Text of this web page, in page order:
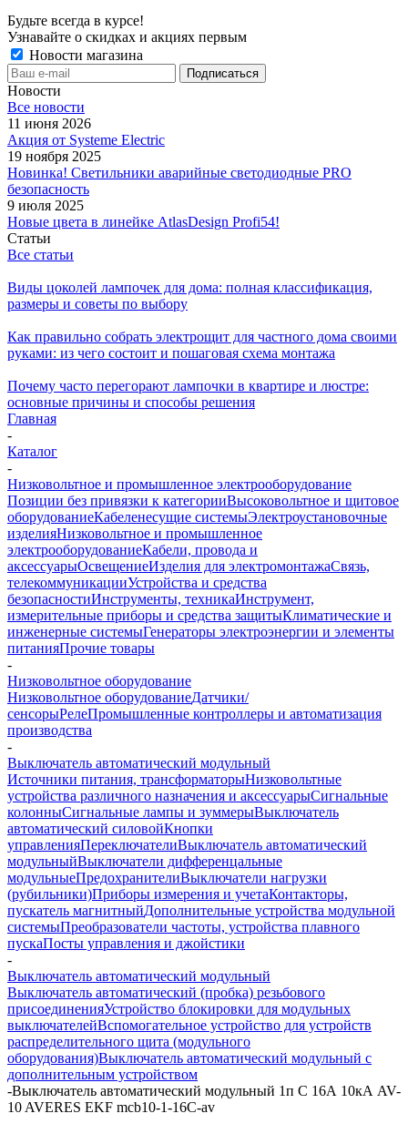
Будьте всегда в курсе!
Узнавайте о скидках и акциях первым
Новости магазина
Новости
Все новости
11 июня 2026
Акция от Systeme Electric
19 ноября 2025
Новинка! Светильники аварийные светодиодные PRO
безопасность
9 июля 2025
Новые цвета в линейке AtlasDesign Profi54!
Статьи
Все статьи
Виды цоколей лампочек для дома: полная классификация,
размеры и советы по выбору
Как правильно собрать электрощит для частного дома своими
руками: из чего состоит и пошаговая схема монтажа
Почему часто перегорают лампочки в квартире и люстре:
основные причины и способы решения
Главная
-
Каталог
-
Низковольтное и промышленное электрооборудование
Позиции без привязки к категорииВысоковольтное и щитовое
оборудованиеКабеленесущие системыЭлектроустановочные
изделияНизковольтное и промышленное
электрооборудованиеКабели, провода и
аксессуарыОсвещениеИзделия для электромонтажаСвязь,
телекоммуникацииУстройства и средства
безопасностиИнструменты, техникаИнструмент,
измерительные приборы и средства защитыКлиматические и
инженерные системыГенераторы электроэнергии и элементы
питанияПрочие товары
-
Низковольтное оборудование
Низковольтное оборудованиеДатчики/
сенсорыРелеПромышленные контроллеры и автоматизация
производства
-
Выключатель автоматический модульный
Источники питания, трансформаторыНизковольтные
устройства различного назначения и аксессуарыСигнальные
колонныСигнальные лампы и зуммерыВыключатель
автоматический силовойКнопки
управленияПереключателиВыключатель автоматический
модульныйВыключатели дифференцальные
модульныеПредохранителиВыключатели нагрузки
(рубильники)Приборы измерения и учетаКонтакторы,
пускатель магнитныйДополнительные устройства модульной
системыПреобразователи частоты, устройства плавного
пускаПосты управления и джойстики
-
Выключатель автоматический модульный
Выключатель автоматический (пробка) резьбового
присоединенияУстройство блокировки для модульных
выключателейВспомогательное устройство для устройств
распределительного щита (модульного
оборудования)Выключатель автоматический модульный с
дополнительным устройством
-Выключатель автоматический модульный 1п C 16А 10кА AV-
10 AVERES EKF mcb10-1-16C-av